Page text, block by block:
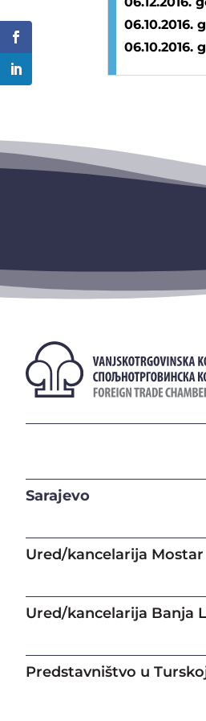
Sarajevo
Ured/kancelarija Mostar
Ured/kancelarija Banja
Predstavništvo u